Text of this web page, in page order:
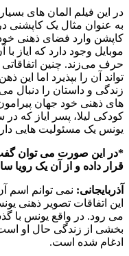
در این فیلم المان های
به عنوان مثال یک کاپشنی
کاپشن وارد فضای ذهنی
موبایل وجود دارد که ایاز
حرف می‌زند. چنین
تواند آن را بپذیرد اما
زندگی و داستان را دنبال
های ذهنی خود جهان
کودکی لیلا، پسر ایاز که
یونس یک مسئولیت هایی
*در این صورت می توان
قرار داده و از آن یک رویا
آذربایجانی: نمی توانم اسم
این اتفاقات تصویر ذهنی
می رود. در واقع یونس با
بخشی از زندگی حال او
ادغام شده است.